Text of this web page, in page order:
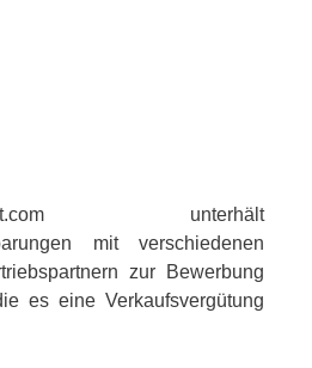
unterhält
mit verschiedenen
zur Bewerbung
es eine Verkaufsvergütung